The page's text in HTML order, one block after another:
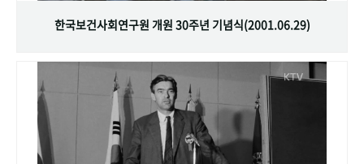
한국보건사회연구원 개원 30주년 기념식(2001.06.29)